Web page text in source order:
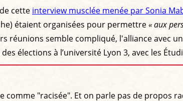
cette interview musclée menée par Sonia
étaient organisées pour permettre« aux
réunions semble compliqué, l'alliance avec
élections à l’université Lyon 3, avec les
"racisée". Et on parle pas de propos